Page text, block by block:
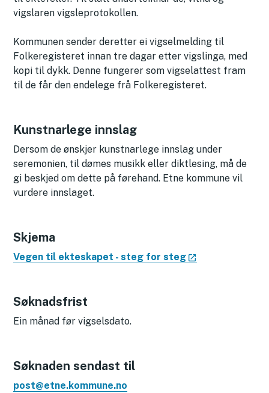
vigslaren vigsleprotokollen.
Kommunen sender deretter ei vigselmelding til
Folkeregisteret innan tre dagar etter vigslinga, med
kopi til dykk. Denne fungerer som vigselattest fram
til de får den endelege frå Folkeregisteret.
Kunstnarlege innslag
Dersom de ønskjer kunstnarlege innslag under
seremonien, til dømes musikk eller diktlesing, må de
gi beskjed om dette på førehand. Etne kommune vil
vurdere innslaget.
Skjema
Vegen til ekteskapet - steg for steg
Søknadsfrist
Ein månad før vigselsdato.
Søknaden sendast til
post@etne.kommune.no